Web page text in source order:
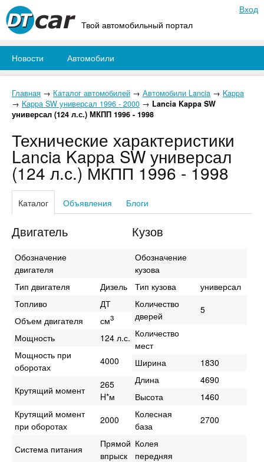
Твой автомобильный портал
Вход
Новости Автомобили
Главная → Каталог автомобилей → Автомобили Lancia → Kappa
→ Kappa SW универсал 1996 - 2000 → Lancia Kappa SW
универсал (124 л.с.) МКПП 1996 - 1998
Технические характеристики
Lancia Kappa SW универсал
(124 л.с.) МКПП 1996 - 1998
Каталог Объявления Блоги
Двигатель
Обозначение
двигателя
Тип двигателя
Дизель
Топливо
ДТ
Объем двигателя
см3
Мощность
124 л.с.
Мощность при
оборотах
4000
Крутящий момент
265
H*м
Крутящий момент
при оборотах
2000
Система питания
Прямой
впрыск
Кузов
Обозначение
кузова
Тип кузова
универсал
Количество
дверей
5
Количество
мест
Ширина
1830
Длина
4690
Высота
1460
Колесная
база
2700
Колея
передняя